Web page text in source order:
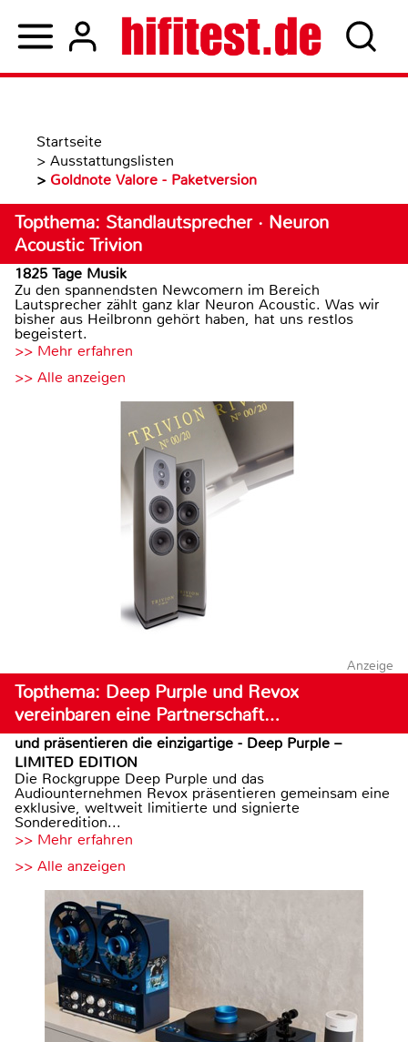
Startseite
> Ausstattungslisten
> Goldnote Valore - Paketversion
Topthema: Standlautsprecher · Neuron
Acoustic Trivion
1825 Tage Musik
Zu den spannendsten Newcomern im Bereich
Lautsprecher zählt ganz klar Neuron Acoustic. Was wir
bisher aus Heilbronn gehört haben, hat uns restlos
begeistert.
>> Mehr erfahren
>> Alle anzeigen
Anzeige
Topthema: Deep Purple und Revox
vereinbaren eine Partnerschaft…
und präsentieren die einzigartige - Deep Purple –
LIMITED EDITION
Die Rockgruppe Deep Purple und das
Audiounternehmen Revox präsentieren gemeinsam eine
exklusive, weltweit limitierte und signierte
Sonderedition...
>> Mehr erfahren
>> Alle anzeigen